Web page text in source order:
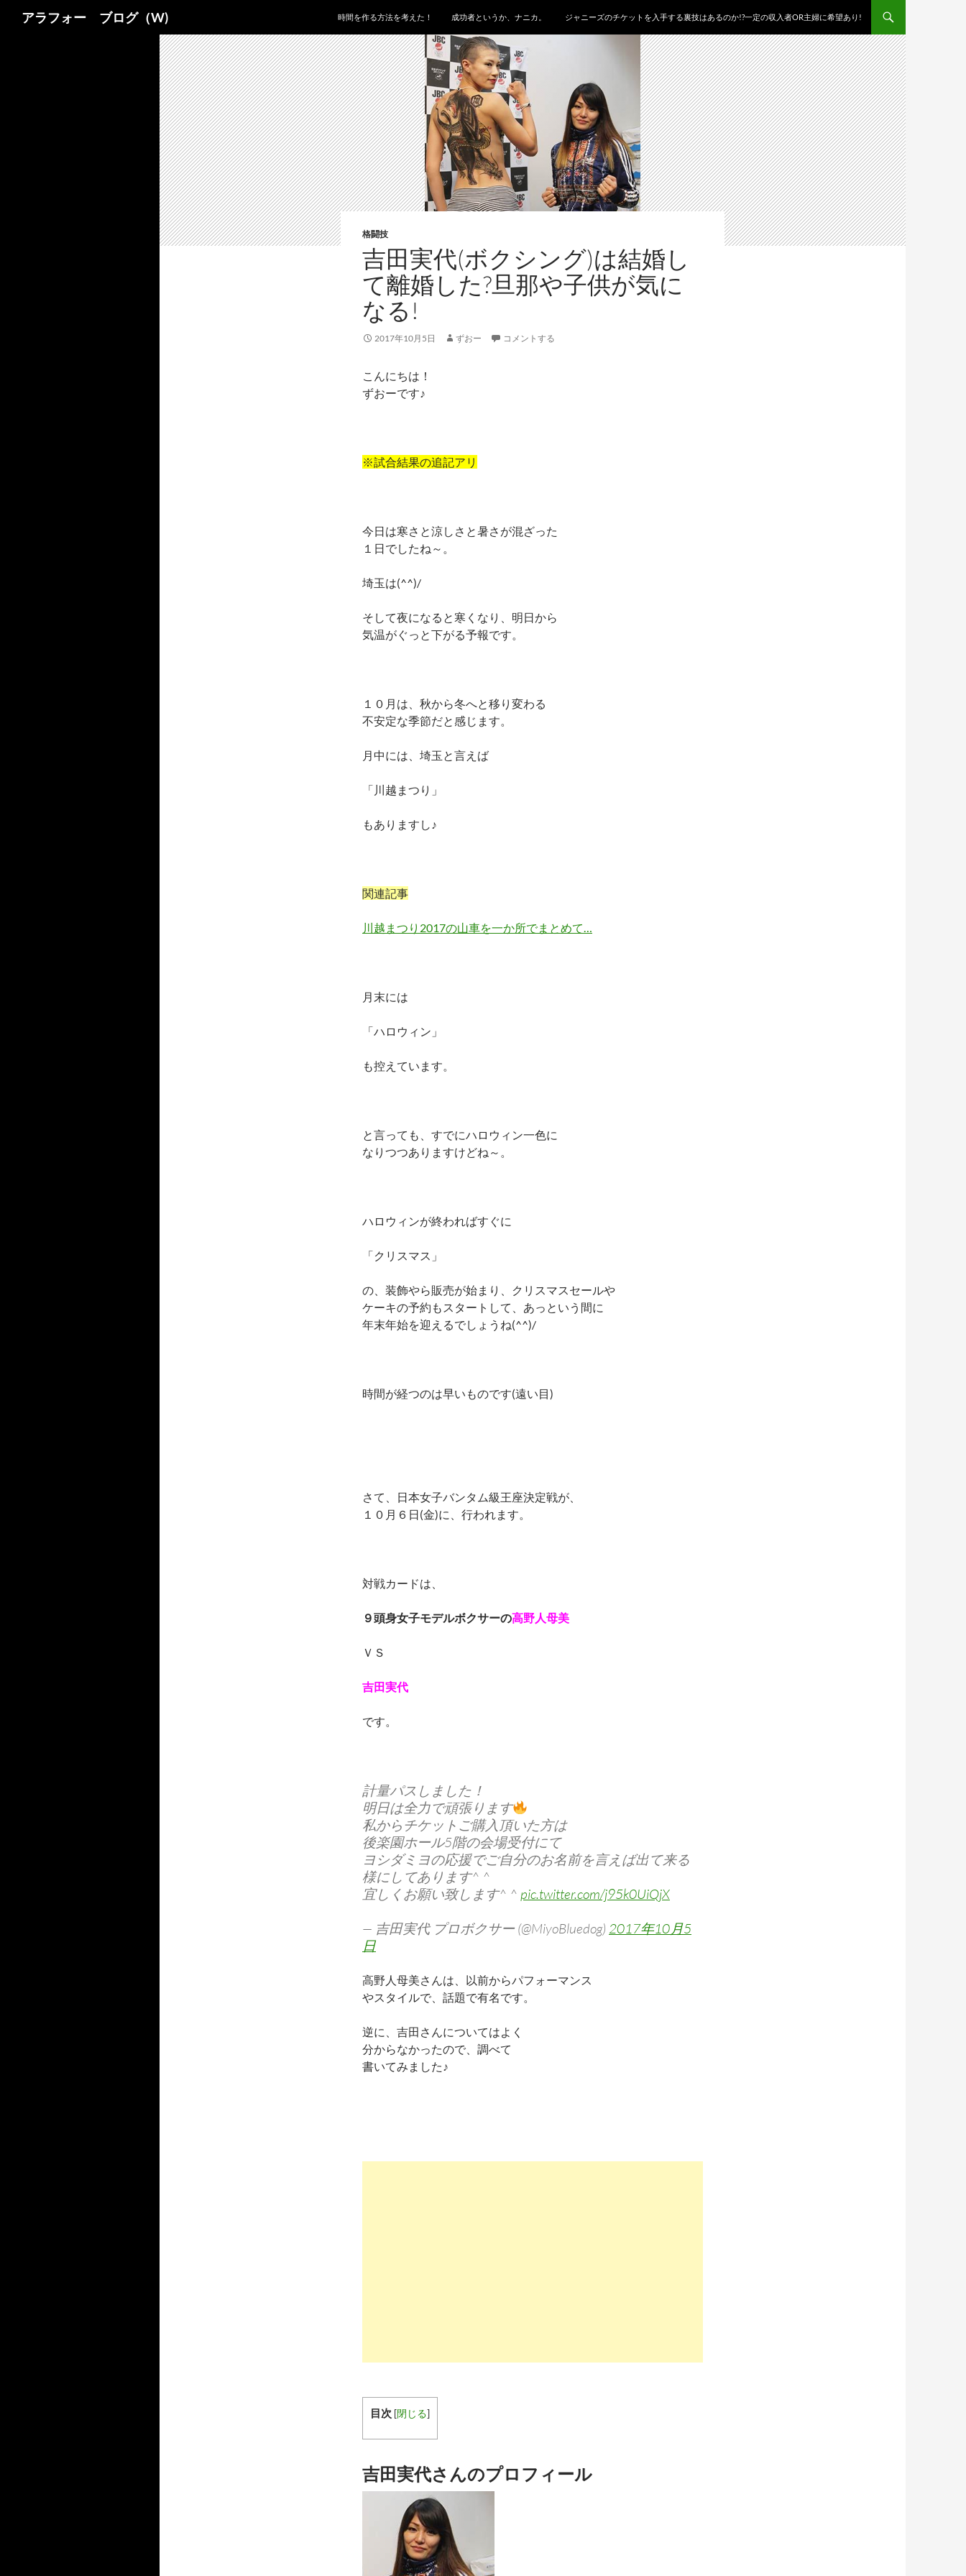
アラフォー ブログ（W) 時間を作る方法を考えた！ 成功者というか、ナニカ。 ジャニーズのチケットを入手する裏技はあるのか!?一定の収入者OR主婦に希望あり!
格闘技
吉田実代(ボクシング)は結婚し
て離婚した?旦那や子供が気に
なる!
2017年10月5日 ずおー コメントする
こんにちは！
ずおーです♪
※試合結果の追記アリ
今日は寒さと涼しさと暑さが混ざった
１日でしたね～。
埼玉は(^^)/
そして夜になると寒くなり、明日から
気温がぐっと下がる予報です。
１０月は、秋から冬へと移り変わる
不安定な季節だと感じます。
月中には、埼玉と言えば
「川越まつり」
もありますし♪
関連記事
川越まつり2017の山車を一か所でまとめて…
月末には
「ハロウィン」
も控えています。
と言っても、すでにハロウィン一色に
なりつつありますけどね～。
ハロウィンが終わればすぐに
「クリスマス」
の、装飾やら販売が始まり、クリスマスセールや
ケーキの予約もスタートして、あっという間に
年末年始を迎えるでしょうね(^^)/
時間が経つのは早いものです(遠い目)
さて、日本女子バンタム級王座決定戦が、
１０月６日(金)に、行われます。
対戦カードは、
９頭身女子モデルボクサーの高野人母美
ＶＳ
吉田実代
です。
計量パスしました！
明日は全力で頑張ります
私からチケットご購入頂いた方は
後楽園ホール5階の会場受付にて
ヨシダミヨの応援でご自分のお名前を言えば出て来る
様にしてあります^ ^
宜しくお願い致します^ ^ pic.twitter.com/j95k0UiQjX
— 吉田実代 プロボクサー (@MiyoBluedog) 2017年10月5
日
高野人母美さんは、以前からパフォーマンス
やスタイルで、話題で有名です。
逆に、吉田さんについてはよく
分からなかったので、調べて
書いてみました♪
目次 [閉じる]
吉田実代さんのプロフィール